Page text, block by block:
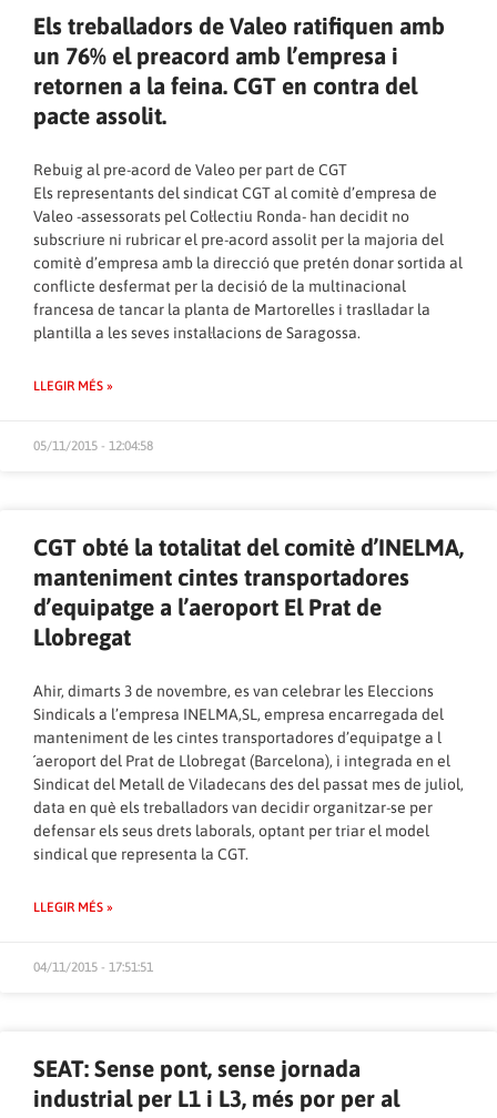
Els treballadors de Valeo ratifiquen amb
un 76% el preacord amb l’empresa i
retornen a la feina. CGT en contra del
pacte assolit.
Rebuig al pre-acord de Valeo per part de CGT
Els representants del sindicat CGT al comitè d’empresa de
Valeo -assessorats pel Col·lectiu Ronda- han decidit no
subscriure ni rubricar el pre-acord assolit per la majoria del
comitè d’empresa amb la direcció que pretén donar sortida al
conflicte desfermat per la decisió de la multinacional
francesa de tancar la planta de Martorelles i traslladar la
plantilla a les seves instal·lacions de Saragossa.
LLEGIR MÉS »
05/11/2015 - 12:04:58
CGT obté la totalitat del comitè d’INELMA,
manteniment cintes transportadores
d’equipatge a l’aeroport El Prat de
Llobregat
Ahir, dimarts 3 de novembre, es van celebrar les Eleccions
Sindicals a l’empresa INELMA,SL, empresa encarregada del
manteniment de les cintes transportadores d’equipatge a l
´aeroport del Prat de Llobregat (Barcelona), i integrada en el
Sindicat del Metall de Viladecans des del passat mes de juliol,
data en què els treballadors van decidir organitzar-se per
defensar els seus drets laborals, optant per triar el model
sindical que representa la CGT.
LLEGIR MÉS »
04/11/2015 - 17:51:51
SEAT: Sense pont, sense jornada
industrial per L1 i L3, més por per al